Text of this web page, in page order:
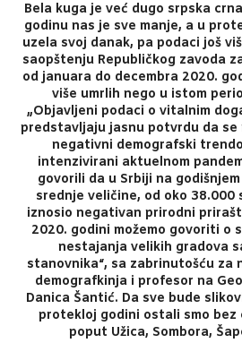
Bela kuga je već dugo srpska
godinu nas je sve manje, a u
uzela svoj danak, pa podaci još
saopštenju Republičkog zavoda
od januara do decembra 2020.
više umrlih nego u istom
„Objavljeni podaci o vitalnim
predstavljaju jasnu potvrdu da
negativni demografski
intenzivirani aktuelnom
govorili da u Srbiji na
srednje veličine, od oko 38.000
iznosio negativan prirodni
2020. godini možemo govoriti o
nestajanja velikih gradova
stanovnika“, sa zabrinutošću za
demografkinja i profesor na
Danica Šantić. Da sve bude
protekloj godini ostali smo bez
poput Užica, Sombora,